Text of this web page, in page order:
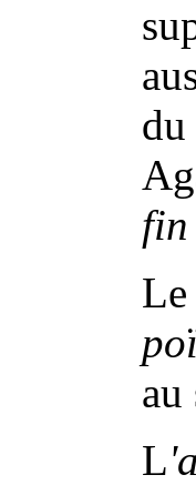
du
fin
Le
au
L